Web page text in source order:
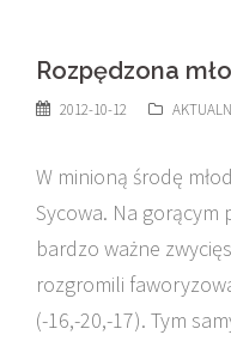
Rozpędzona
2012-10-12
W minioną środę
Sycowa. Na gorącym
bardzo ważne
rozgromili
(-16,-20,-17). Tym